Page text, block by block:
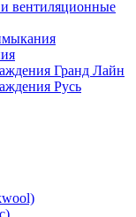
вентиляционные
Гранд Лайн
Русь